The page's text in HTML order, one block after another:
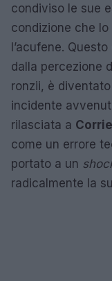
condiviso le sue
condizione che
l’acufene.
dalla percezione
ronzii, è
incidente
rilasciata a
come un errore
portato a un
radicalmente la